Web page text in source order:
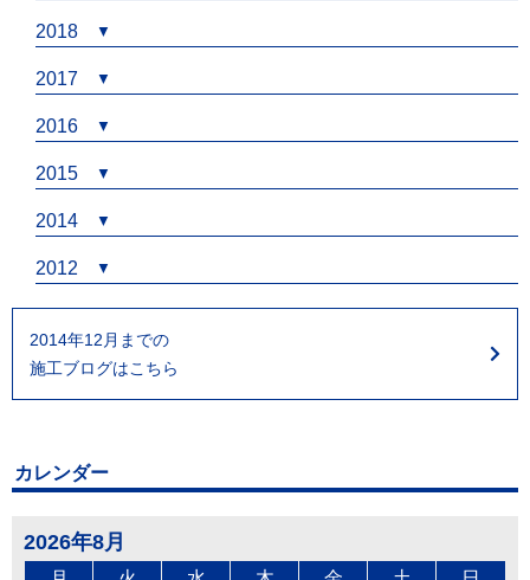
2018
2017
2016
2015
2014
2012
2014年12月までの
施工ブログはこちら
カレンダー
2026年8月